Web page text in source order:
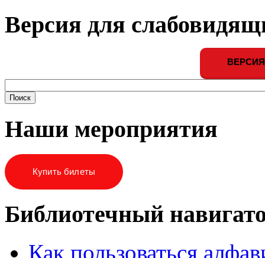
Версия для
Наши мероприятия
Купить билеты
Библиотечный
Как пользоваться